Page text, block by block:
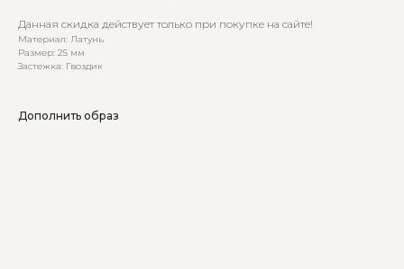
Данная скидка действует только при покупке на сайте!
Материал: Латунь
Размер: 25 мм
Застежка: Гвоздик
Дополнить образ